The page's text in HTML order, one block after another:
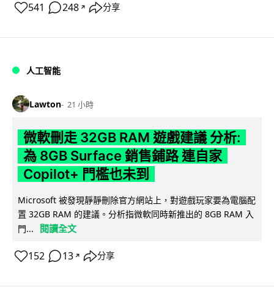
541 248 ↗ 分享
人工智能
Lawton 21 小時
微軟刪走 32GB RAM 遊戲建議 分析:
為 8GB Surface 銷售鋪路 連自家
Copilot+ 門檻也未到
Microsoft 被發現靜靜刪除官方網站上，對遊戲玩家要為電腦配
置 32GB RAM 的建議。分析指微軟同時新推出的 8GB RAM 入
門...
閱讀全文
152 13 ↗ 分享